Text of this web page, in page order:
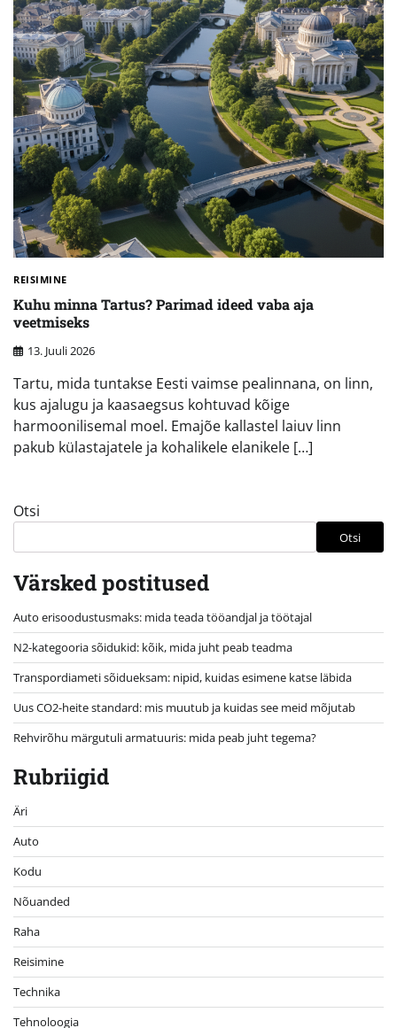
REISIMINE
Kuhu minna Tartus? Parimad ideed vaba aja
veetmiseks
13. Juuli 2026
Tartu, mida tuntakse Eesti vaimse pealinnana, on linn,
kus ajalugu ja kaasaegsus kohtuvad kõige
harmoonilisemal moel. Emajõe kallastel laiuv linn
pakub külastajatele ja kohalikele elanikele […]
Otsi
Otsi
Värsked postitused
Auto erisoodustusmaks: mida teada tööandjal ja töötajal
N2-kategooria sõidukid: kõik, mida juht peab teadma
Transpordiameti sõidueksam: nipid, kuidas esimene katse läbida
Uus CO2-heite standard: mis muutub ja kuidas see meid mõjutab
Rehvirõhu märgutuli armatuuris: mida peab juht tegema?
Rubriigid
Äri
Auto
Kodu
Nõuanded
Raha
Reisimine
Technika
Tehnoloogia